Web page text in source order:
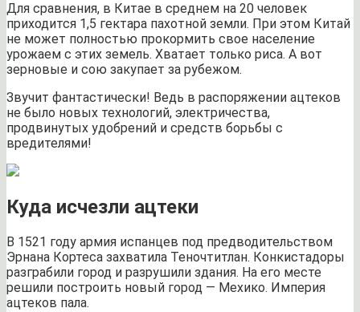
Для сравнения, в Китае в среднем на 20 человек
приходится 1,5 гектара пахотной земли. При этом Китай
не может полностью прокормить свое население
урожаем с этих земель. Хватает только риса. А вот
зерновые и сою закупает за рубежом.
Звучит фантастически! Ведь в распоряжении ацтеков
не было новых технологий, электричества,
продвинутых удобрений и средств борьбы с
вредителями!
Куда исчезли ацтеки
В 1521 году армия испанцев под предводительством
Эрнана Кортеса захватила Теночтитлан. Конкистадоры
разграбили город и разрушили здания. На его месте
решили построить новый город — Мехико. Империя
ацтеков пала.